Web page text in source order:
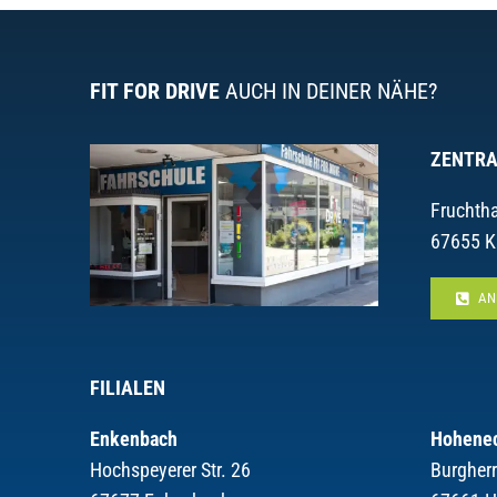
FIT FOR DRIVE AUCH IN DEINER NÄHE?
67655
FILIALEN
Enkenbach
Hochspeyerer Str. 26